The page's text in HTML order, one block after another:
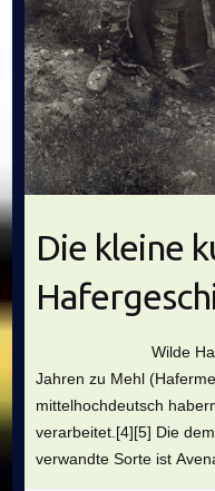
Die kleine
Wilde
Jahren zu Mehl
mittelhochdeutsch
verarbeitet.[4][5] Die
verwandte Sorte ist